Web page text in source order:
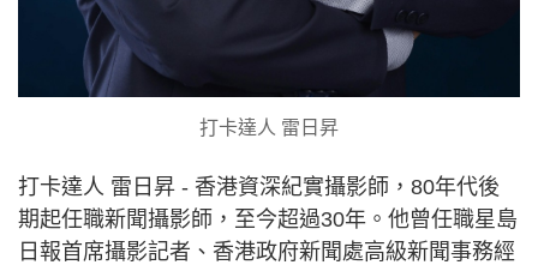
打卡達人 雷日昇
打卡達人 雷日昇 - 香港資深紀實攝影師，80年代後
期起任職新聞攝影師，至今超過30年。他曾任職星島
日報首席攝影記者、香港政府新聞處高級新聞事務經